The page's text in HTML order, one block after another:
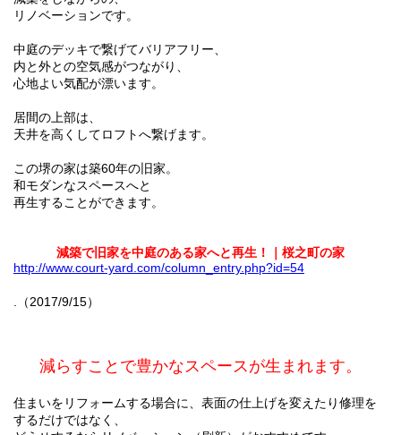
リノベーションです。
中庭のデッキで繋げてバリアフリー、
内と外との空気感がつながり、
心地よい気配が漂います。
居間の上部は、
天井を高くしてロフトへ繋げます。
この堺の家は築60年の旧家。
和モダンなスペースへと
再生することができます。
減築で旧家を中庭のある家へと再生！｜桜之町の家
http://www.court-yard.com/column_entry.php?id=54
.（2017/9/15）
減らすことで豊かなスペースが生まれます。
住まいをリフォームする場合に、表面の仕上げを変えたり修理を
するだけではなく、